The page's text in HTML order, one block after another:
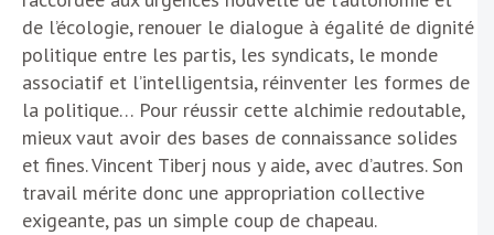
de l’écologie, renouer le dialogue à égalité de dignité
politique entre les partis, les syndicats, le monde
associatif et l’intelligentsia, réinventer les formes de
la politique… Pour réussir cette alchimie redoutable,
mieux vaut avoir des bases de connaissance solides
et fines. Vincent Tiberj nous y aide, avec d’autres. Son
travail mérite donc une appropriation collective
exigeante, pas un simple coup de chapeau.